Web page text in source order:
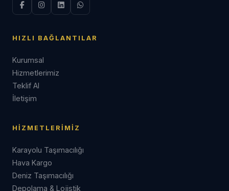
HIZLI BAĞLANTILAR
Kurumsal
Hizmetlerimiz
Teklif Al
İletişim
HIZMETLERIMIZ
Karayolu Taşımacılığı
Hava Kargo
Deniz Taşımacılığı
Depolama & Lojistik